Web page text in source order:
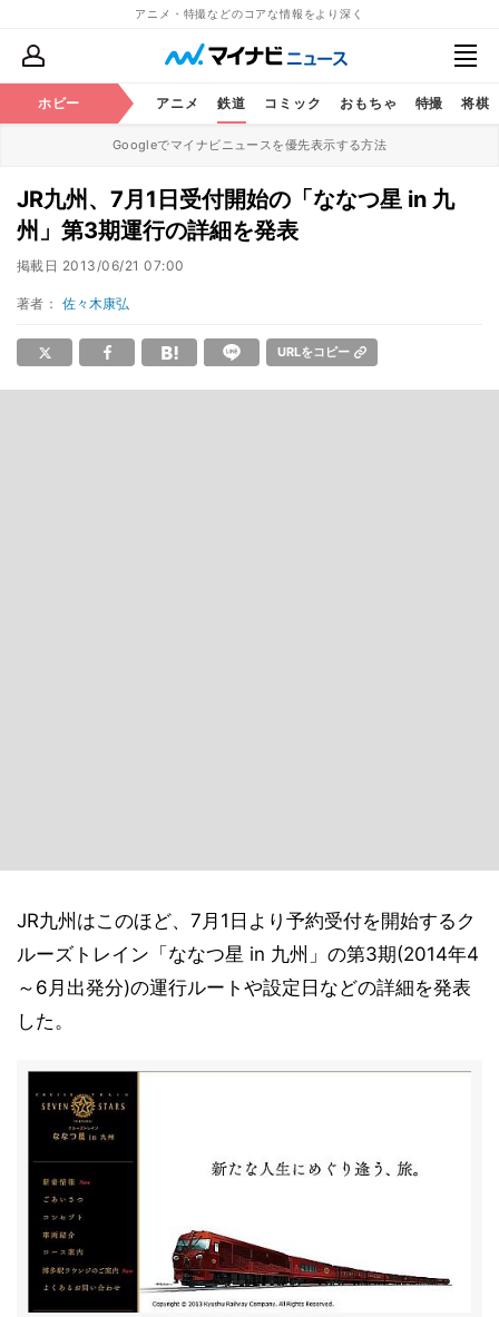
アニメ・特撮などのコアな情報をより深く
ホビー アニメ 鉄道 コミック おもちゃ 特撮 将棋
Googleでマイナビニュースを優先表示する方法
JR九州、7月1日受付開始の「ななつ星 in 九
州」第3期運行の詳細を発表
掲載日 2013/06/21 07:00
著者： 佐々木康弘
URLをコピー
JR九州はこのほど、7月1日より予約受付を開始するク
ルーズトレイン「ななつ星 in 九州」の第3期(2014年4
～6月出発分)の運行ルートや設定日などの詳細を発表
した。